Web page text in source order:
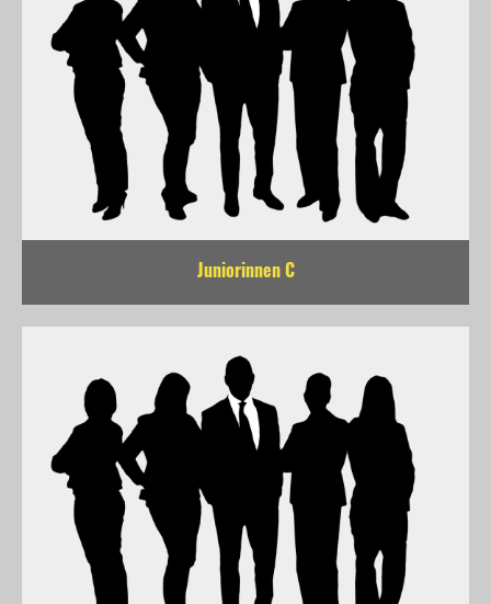
Juniorinnen C